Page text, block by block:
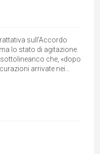
sull'Accordo
lo stato di agitazione.
che, «dopo
arrivate nei...